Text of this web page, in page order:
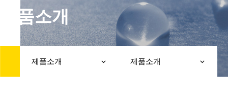
제품소개
제품소개 제품소개